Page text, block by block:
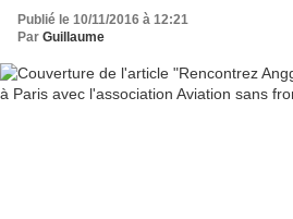
Publié le 10/11/2016 à 12:21
Par Guillaume